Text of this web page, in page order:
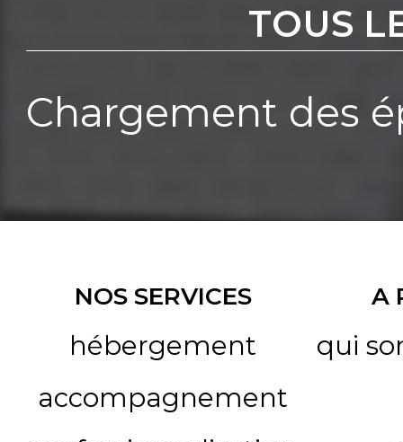
TOUS
Chargement des
NOS SERVICES
hébergement
accompagnement
A
qui